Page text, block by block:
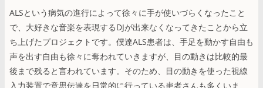
ALSという病気の進行によって徐々に手が使いづらくなったこと
で、大好きな音楽を表現するDJが出来なくなってきたことから立
ち上げたプロジェクトです。僕達ALS患者は、手足を動かす自由も
声を出す自由も徐々に奪われていきますが、目の動きは比較的最
後まで残ると言われています。そのため、目の動きを使った視線
入力装置で意思伝達を日常的に行っている患者さんも多くいま